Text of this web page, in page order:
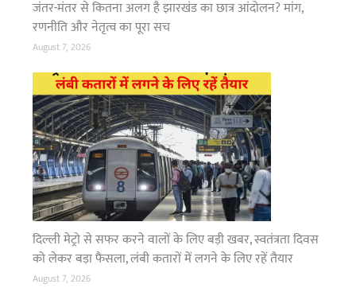
जूमी
त
ल
गा
लं
बा
जा
म
D
i
t
r
i
c
t
M
a
g
i
t
r
जंतर-मंतर से कितना अलग है झारखंड का छात्र आंदोलन? मांग,
रणनीति और नेतृत्व का पूरा सच
August 7, 2026
दिल्ली मेट्रो से सफर करने वालों के लिए बड़ी खबर, स्वतंत्रता दिवस
को लेकर बड़ा फैसला, लंबी कतारों में लगने के लिए रहें तैयार
August 7, 2026